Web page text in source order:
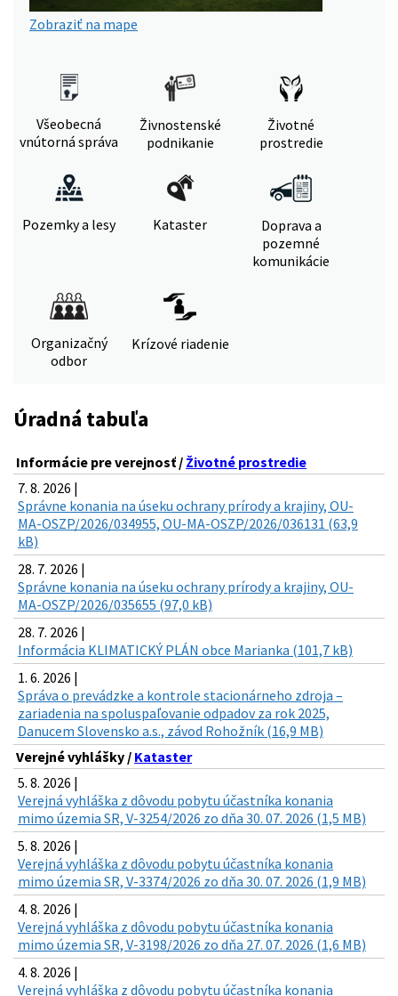
Zobraziť na mape
Všeobecná
vnútorná správa
Živnostenské
podnikanie
Životné
prostredie
Pozemky a lesy Kataster
Doprava a
pozemné
komunikácie
Organizačný
odbor
Krízové riadenie
Úradná tabuľa
Informácie pre verejnosť / Životné prostredie
7. 8. 2026 |
Správne konania na úseku ochrany prírody a krajiny, OU-
MA-OSZP/2026/034955, OU-MA-OSZP/2026/036131 (63,9
kB)
28. 7. 2026 |
Správne konania na úseku ochrany prírody a krajiny, OU-
MA-OSZP/2026/035655 (97,0 kB)
28. 7. 2026 |
Informácia KLIMATICKÝ PLÁN obce Marianka (101,7 kB)
1. 6. 2026 |
Správa o prevádzke a kontrole stacionárneho zdroja –
zariadenia na spoluspaľovanie odpadov za rok 2025,
Danucem Slovensko a.s., závod Rohožník (16,9 MB)
Verejné vyhlášky / Kataster
5. 8. 2026 |
Verejná vyhláška z dôvodu pobytu účastníka konania
mimo územia SR, V-3254/2026 zo dňa 30. 07. 2026 (1,5 MB)
5. 8. 2026 |
Verejná vyhláška z dôvodu pobytu účastníka konania
mimo územia SR, V-3374/2026 zo dňa 30. 07. 2026 (1,9 MB)
4. 8. 2026 |
Verejná vyhláška z dôvodu pobytu účastníka konania
mimo územia SR, V-3198/2026 zo dňa 27. 07. 2026 (1,6 MB)
4. 8. 2026 |
Verejná vyhláška z dôvodu pobytu účastníka konania